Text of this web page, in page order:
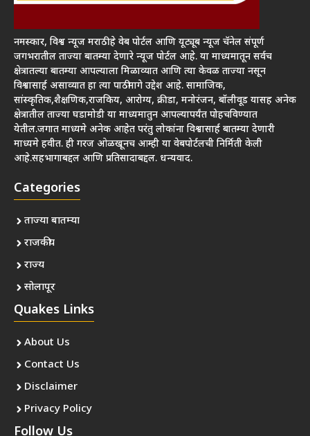
नमस्कार, विश्व न्यूज मराठी हे वेब पोर्टल आणि यूट्यूब न्यूज चॅनेल संपूर्ण
जगभरातील ताज्या बातम्या देणारे न्यूज पोर्टल आहे. या माध्यमातून सर्वच
क्षेत्रातल्या बातम्या आपल्याला मिळाव्यात आणि त्या केवळ ताज्या नसून
विश्वासार्ह असाव्यात हा त्या पाठीमागे उद्देश आहे. सामाजिक,
सांस्कृतिक,शैक्षणिक,राजकिय, आरोग्य, क्रीडा, मनोरंजन, बॉलीवूड यासह अनेक
क्षेत्रातील ताज्या घडामोडी या माध्यमातुन आपल्यापर्यंत पोहचविण्यात
येतील.जगात माध्यमे अनेक आहेत परंतु लोकांना विश्वासार्ह बातम्या देणारी
माध्यमे हवीत. ही गरज ओळखूनच आम्ही या वेबपोर्टलची निर्मिती केली
आहे.सहभागाबद्दल आणि प्रतिसादाबद्दल. धन्यवाद.
Categories
ताज्या बातम्या
राजकीय
राज्य
सोलापूर
Quakes Links
About Us
Contact Us
Disclaimer
Privacy Policy
Follow Us